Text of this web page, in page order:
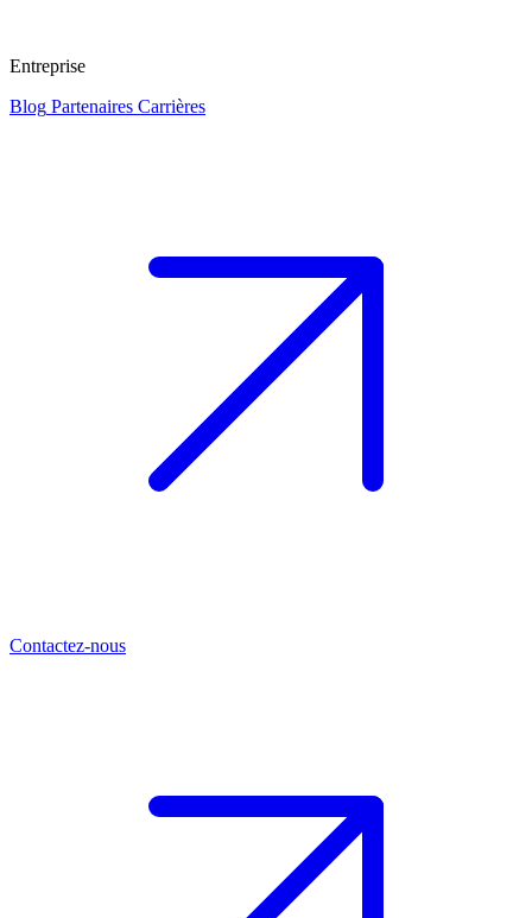
Entreprise
Blog Partenaires Carrières
Contactez-nous